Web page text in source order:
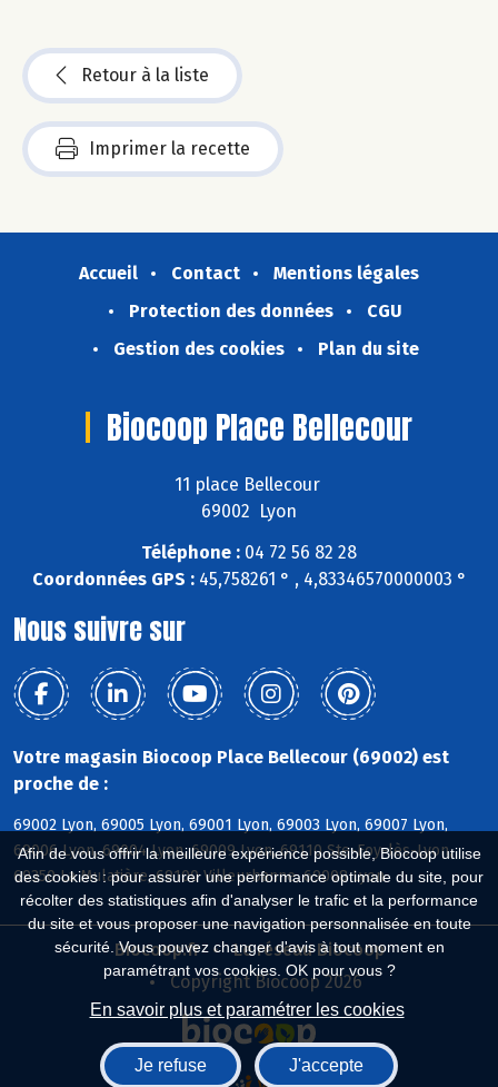
Afin de vous offrir la meilleure expérience possible, Biocoop utilise
des cookies : pour assurer une performance optimale du site, pour
récolter des statistiques afin d'analyser le trafic et la performance
du site et vous proposer une navigation personnalisée en toute
sécurité. Vous pouvez changer d'avis à tout moment en
paramétrant vos cookies. OK pour vous ?
En savoir plus et paramétrer les cookies
Je refuse J'accepte
Retour à la liste
Imprimer la recette
Accueil Contact
Mentions légales
Protection des données
CGU
Gestion des cookies
Plan du site
Biocoop Place Bellecour
11 place Bellecour
69002 Lyon
Téléphone : 04 72 56 82 28
Coordonnées GPS :45,758261 ° , 4,83346570000003 °
Nous suivre sur
Votre magasin Biocoop Place Bellecour (69002) est
proche de :
69002 Lyon, 69005 Lyon, 69001 Lyon, 69003 Lyon, 69007 Lyon,
69006 Lyon, 69004 Lyon, 69009 Lyon, 69110 Ste-Foy-lès-Lyon,
69350 La Mulatière, 69100 Villeurbanne, 69008 Lyon
Biocoop.fr
Le réseau Biocoop
Copyright Biocoop 2026